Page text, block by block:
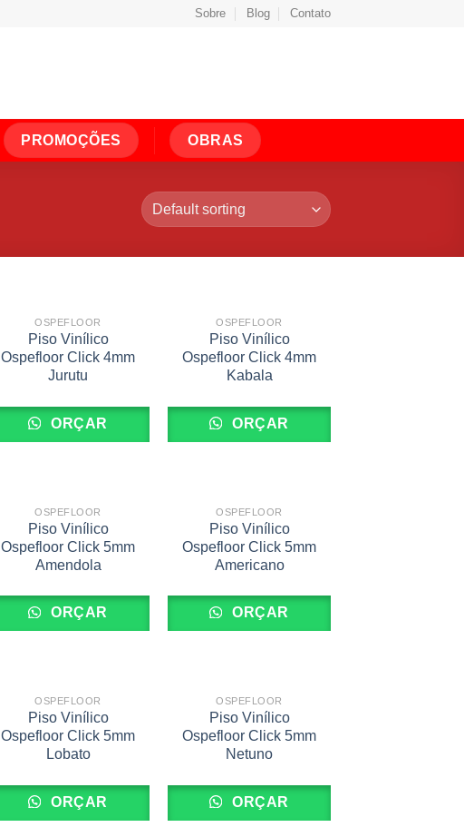
Sobre Blog Contato
PROMOÇÕES OBRAS
OSPEFLOOR
Piso Vinílico
Ospefloor Click 4mm
Jurutu
ORÇAR
OSPEFLOOR
Piso Vinílico
Ospefloor Click 4mm
Kabala
ORÇAR
OSPEFLOOR
Piso Vinílico
Ospefloor Click 5mm
Amendola
ORÇAR
OSPEFLOOR
Piso Vinílico
Ospefloor Click 5mm
Americano
ORÇAR
OSPEFLOOR
Piso Vinílico
Ospefloor Click 5mm
Lobato
ORÇAR
OSPEFLOOR
Piso Vinílico
Ospefloor Click 5mm
Netuno
ORÇAR